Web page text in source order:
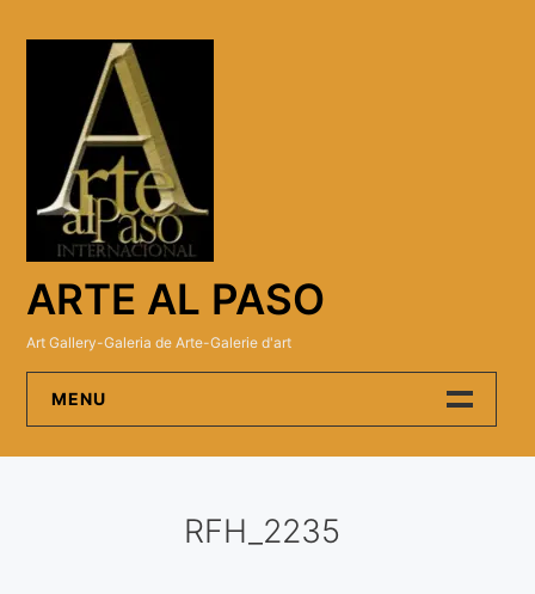
ARTE AL PASO
Art Gallery-Galeria de Arte-Galerie d'art
MENU
RFH_2235